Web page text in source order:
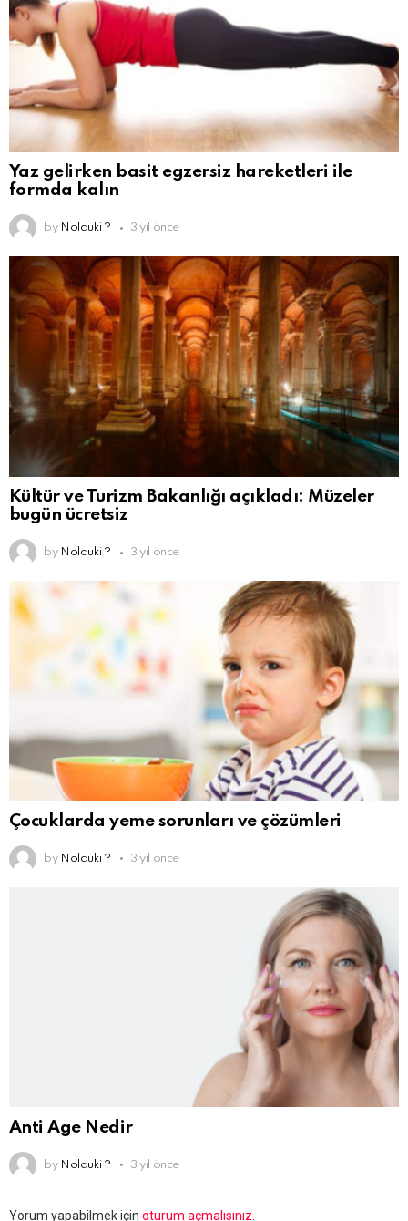
Yaz gelirken basit egzersiz hareketleri ile
formda kalın
by Nolduki ? 3 yıl önce
Kültür ve Turizm Bakanlığı açıkladı: Müzeler
bugün ücretsiz
by Nolduki ? 3 yıl önce
Çocuklarda yeme sorunları ve çözümleri
by Nolduki ? 3 yıl önce
Anti Age Nedir
by Nolduki ? 3 yıl önce
Bir
Yorum yapabilmek için oturum açmalısınız